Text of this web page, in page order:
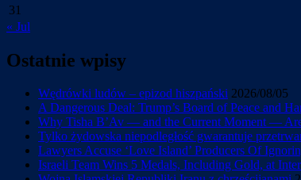
31
« Jul
Ostatnie wpisy
Wędrówki ludów – epizod hiszpański 2026/08/05
A Dangerous Deal: Trump’s Board of Peace and
Why Tisha B’Av — and the Current Moment —
Tylko żydowska niepodległość gwarantuje
Lawyers Accuse ‘Love Island’ Producers Of
Israeli Team Wins 5 Medals, Including Gold, at